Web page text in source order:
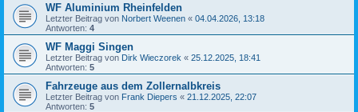
WF Aluminium Rheinfelden
Letzter Beitrag von Norbert Weenen « 04.04.2026, 13:18
Antworten: 4
WF Maggi Singen
Letzter Beitrag von Dirk Wieczorek « 25.12.2025, 18:41
Antworten: 5
Fahrzeuge aus dem Zollernalbkreis
Letzter Beitrag von Frank Diepers « 21.12.2025, 22:07
Antworten: 5